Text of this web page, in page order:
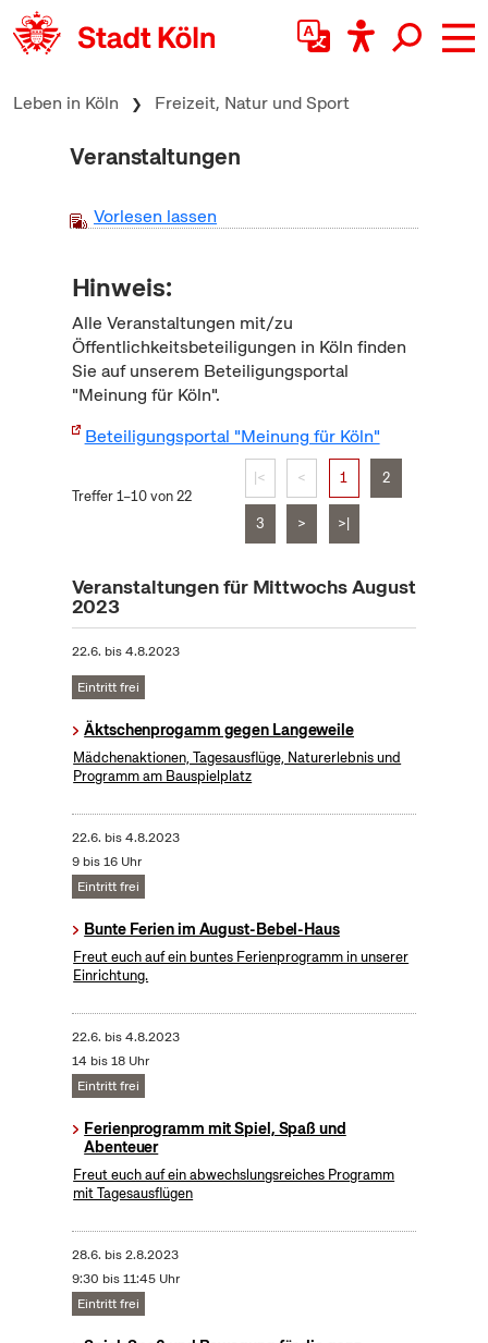
zum Inhalt springen
Leben in Köln Freizeit, Natur und Sport
Veranstaltungen
Vorlesen lassen
Hinweis:
Alle Veranstaltungen mit/zu
Öffentlichkeitsbeteiligungen in Köln finden
Sie auf unserem Beteiligungsportal
"Meinung für Köln".
Beteiligungsportal "Meinung für Köln"
Treffer 1–10 von 22
|< < 1 2
3 > >|
Veranstaltungen für Mittwochs August
2023
22.6. bis4.8.2023
Eintritt frei
Äktschenprogamm gegen Langeweile
Mädchenaktionen, Tagesausflüge, Naturerlebnis und
Programm am Bauspielplatz
22.6. bis4.8.2023
9 bis 16 Uhr
Eintritt frei
Bunte Ferien im August-Bebel-Haus
Freut euch auf ein buntes Ferienprogramm in unserer
Einrichtung.
22.6. bis4.8.2023
14 bis 18 Uhr
Eintritt frei
Ferienprogramm mit Spiel, Spaß und
Abenteuer
Freut euch auf ein abwechslungsreiches Programm
mit Tagesausflügen
28.6. bis2.8.2023
9:30 bis 11:45 Uhr
Eintritt frei